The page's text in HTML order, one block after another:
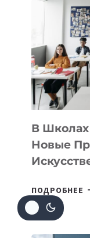
—
В Школах
Новые
ПОДРОБНЕЕ В